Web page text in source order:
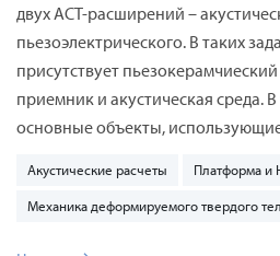
двух ACT-расширений –
пьезоэлектрического. В таких
присутствует
приемник и акустическая среда.
основные объекты,
Акустические расчеты Платформа и
Механика деформируемого твердого